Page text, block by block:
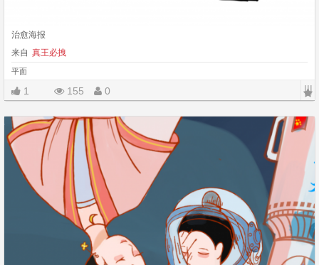
治愈海报
来自 真王必拽
平面
1 155 0 |||